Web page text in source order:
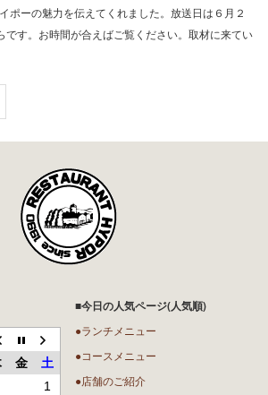
ポーの魅力を伝えてくれました。放送日は６月２
です。お時間が合えばご覧ください。取材に来てい
金
土
1
■今日の人気ページ(人気順)
●ランチメニュー
●コースメニュー
●店舗のご紹介